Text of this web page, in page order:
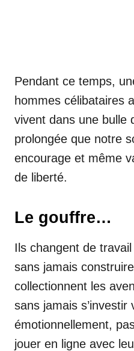
Pendant ce temps,
hommes célibataires
vivent dans une bulle
prolongée que notre
encourage et même
de liberté.
Le gouffre…
Ils changent de
sans jamais
collectionnent les
sans jamais s’investir
émotionnellement,
jouer en ligne avec